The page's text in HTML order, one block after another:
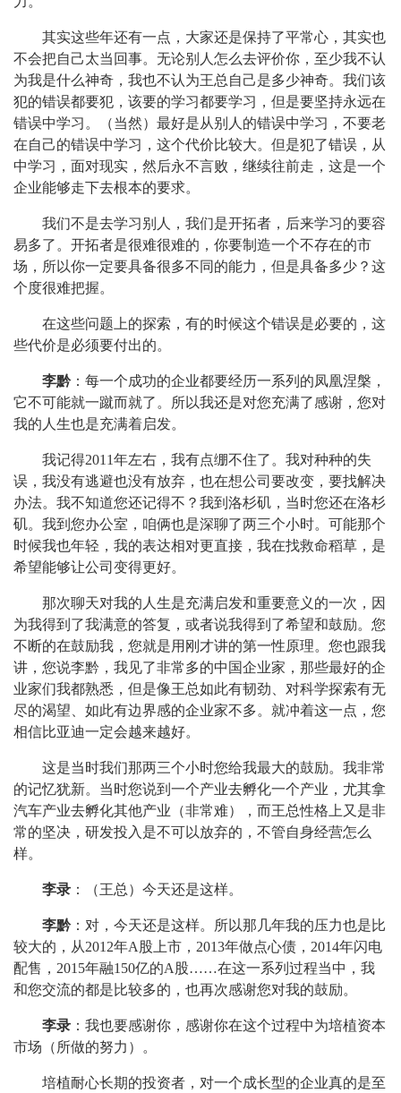
其实这些年还有一点，大家还是保持了平常心，其实也
不会把自己太当回事。无论别人怎么去评价你，至少我不认
为我是什么神奇，我也不认为王总自己是多少神奇。我们该
犯的错误都要犯，该要的学习都要学习，但是要坚持永远在
错误中学习。（当然）最好是从别人的错误中学习，不要老
在自己的错误中学习，这个代价比较大。但是犯了错误，从
中学习，面对现实，然后永不言败，继续往前走，这是一个
企业能够走下去根本的要求。
我们不是去学习别人，我们是开拓者，后来学习的要容
易多了。开拓者是很难很难的，你要制造一个不存在的市
场，所以你一定要具备很多不同的能力，但是具备多少？这
个度很难把握。
在这些问题上的探索，有的时候这个错误是必要的，这
些代价是必须要付出的。
李黔：每一个成功的企业都要经历一系列的凤凰涅槃，
它不可能就一蹴而就了。所以我还是对您充满了感谢，您对
我的人生也是充满着启发。
我记得2011年左右，我有点绷不住了。我对种种的失
误，我没有逃避也没有放弃，也在想公司要改变，要找解决
办法。我不知道您还记得不？我到洛杉矶，当时您还在洛杉
矶。我到您办公室，咱俩也是深聊了两三个小时。可能那个
时候我也年轻，我的表达相对更直接，我在找救命稻草，是
希望能够让公司变得更好。
那次聊天对我的人生是充满启发和重要意义的一次，因
为我得到了我满意的答复，或者说我得到了希望和鼓励。您
不断的在鼓励我，您就是用刚才讲的第一性原理。您也跟我
讲，您说李黔，我见了非常多的中国企业家，那些最好的企
业家们我都熟悉，但是像王总如此有韧劲、对科学探索有无
尽的渴望、如此有边界感的企业家不多。就冲着这一点，您
相信比亚迪一定会越来越好。
这是当时我们那两三个小时您给我最大的鼓励。我非常
的记忆犹新。当时您说到一个产业去孵化一个产业，尤其拿
汽车产业去孵化其他产业（非常难），而王总性格上又是非
常的坚决，研发投入是不可以放弃的，不管自身经营怎么
样。
李录 ：（王总）今天还是这样。
李黔：对，今天还是这样。所以那几年我的压力也是比
较大的，从2012年A股上市，2013年做点心债，2014年闪电
配售，2015年融150亿的A股……在这一系列过程当中，我
和您交流的都是比较多的，也再次感谢您对我的鼓励。
李录 ：我也要感谢你，感谢你在这个过程中为培植资本
市场（所做的努力）。
培植耐心长期的投资者，对一个成长型的企业真的是至